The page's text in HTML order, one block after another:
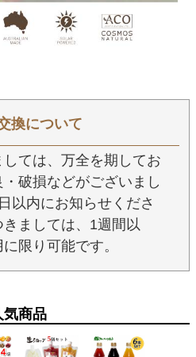
換について
ては、万全を期してお
破損などがございまし
以内にお知らせくださ
ましては、1週間以
限り可能です。
気商品